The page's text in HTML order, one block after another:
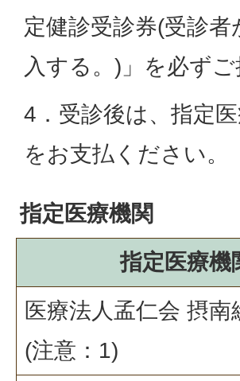
定健診受診券(受診
入する。)」を必ず
4．受診後は、指定
をお支払ください。
指定医療機関
指定医療機
医療法人孟仁会 摂南
(注意：1)